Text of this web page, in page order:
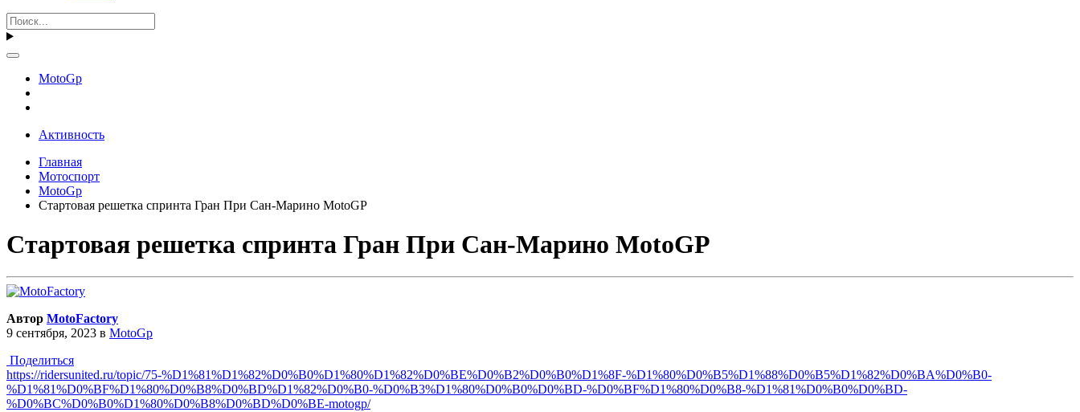
MotoGp
Активность
Главная
Мотоспорт
MotoGp
Стартовая решетка спринта Гран При Сан-Марино MotoGP
Стартовая решетка спринта Гран При Сан-Марино MotoGP
Автор MotoFactory
9 сентября, 2023 в MotoGp
Поделиться
https://ridersunited.ru/topic/75-%D1%81%D1%82%D0%B0%D1%80%D1%82%D0%BE%D0%B2%D0%B0%D1%8F-%D1%80%D0%B5%D1%88%D0%B5%D1%82%D0%BA%D0%B0-
%D1%81%D0%BF%D1%80%D0%B8%D0%BD%D1%82%D0%B0-%D0%B3%D1%80%D0%B0%D0%BD-%D0%BF%D1%80%D0%B8-%D1%81%D0%B0%D0%BD-
%D0%BC%D0%B0%D1%80%D0%B8%D0%BD%D0%BE-motogp/